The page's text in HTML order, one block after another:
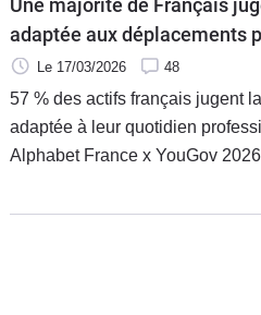
Une majorité de Français
adaptée aux déplacements
Le 17/03/2026 48
57 % des actifs français jugent
adaptée à leur quotidien
Alphabet France x YouGov